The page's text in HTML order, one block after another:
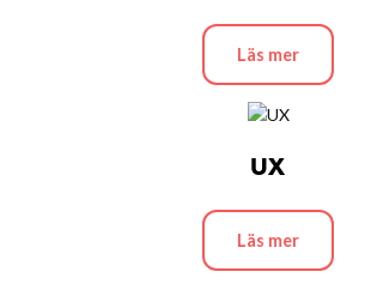
Läs mer
UX
Läs mer